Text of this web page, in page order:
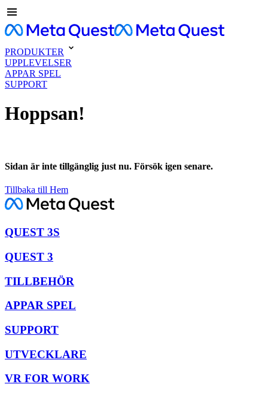
PRODUKTER
UPPLEVELSER
APPAR SPEL
SUPPORT
Hoppsan!
Sidan är inte tillgänglig just nu. Försök igen senare.
Tillbaka till Hem
QUEST 3S
QUEST 3
TILLBEHÖR
APPAR SPEL
SUPPORT
UTVECKLARE
VR FOR WORK